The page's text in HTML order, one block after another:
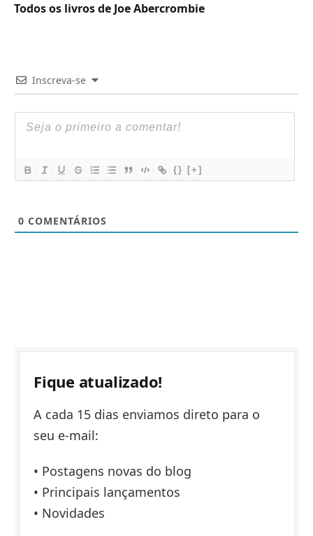
Todos os livros de Joe Abercrombie
Inscreva-se
{} [+]
0 COMENTÁRIOS
Fique atualizado!
A cada 15 dias enviamos direto para o
seu e-mail:
• Postagens novas do blog
• Principais lançamentos
• Novidades